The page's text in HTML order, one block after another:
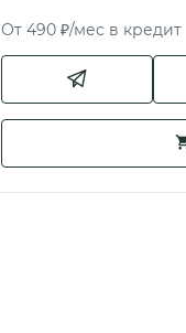
От 490 ₽/мес в кредит